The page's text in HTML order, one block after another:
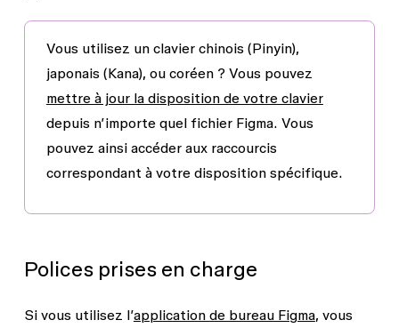
Vous utilisez un clavier chinois (Pinyin),
japonais (Kana), ou coréen ? Vous pouvez
mettre à jour la disposition de votre clavier
depuis n’importe quel fichier Figma. Vous
pouvez ainsi accéder aux raccourcis
correspondant à votre disposition spécifique.
Polices prises en charge
Si vous utilisez l’application de bureau Figma, vous